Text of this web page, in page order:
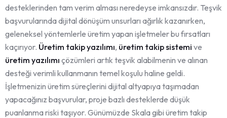
desteklerinden tam verim alması neredeyse imkansızdır. Teşvik
başvurularında dijital dönüşüm unsurları ağırlık kazanırken,
geleneksel yöntemlerle üretim yapan işletmeler bu fırsatları
kaçırıyor. Üretim takip yazılımı, üretim takip sistemi ve
üretim yazılımı çözümleri artık teşvik alabilmenin ve alınan
desteği verimli kullanmanın temel koşulu haline geldi.
İşletmenizin üretim süreçlerini dijital altyapıya taşımadan
yapacağınız başvurular, proje bazlı desteklerde düşük
puanlanma riski taşıyor. Günümüzde Skala gibi üretim takip